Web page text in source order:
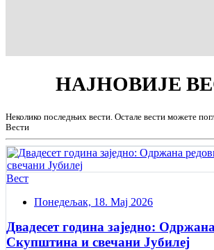
НАЈНОВИЈЕ
Неколико последњих вести. Остале вести можете
Вести
Вест
Понедељак, 18. Мај 2026
Двадесет година заједно:
Скупштина и свечани Jубилеј